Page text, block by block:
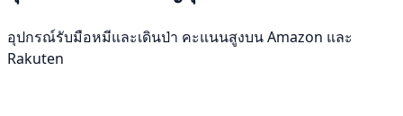
อุปกรณ์รับมือหมีและเดินป่า คะแนนสูงบน Amazon และ
Rakuten